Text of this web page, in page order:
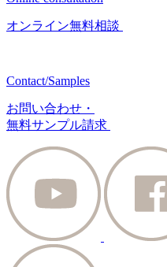
オンライン無料相談
Contact/Samples
お問い合わせ・
無料サンプル請求